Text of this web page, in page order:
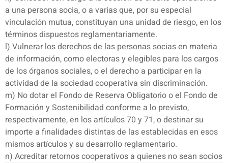
a una persona socia, o a varias que, por su especial
vinculación mutua, constituyan una unidad de riesgo, en los
términos dispuestos reglamentariamente.
l) Vulnerar los derechos de las personas socias en materia
de información, como electoras y elegibles para los cargos
de los órganos sociales, o el derecho a participar en la
actividad de la sociedad cooperativa sin discriminación.
m) No dotar el Fondo de Reserva Obligatorio o el Fondo de
Formación y Sostenibilidad conforme a lo previsto,
respectivamente, en los artículos 70 y 71, o destinar su
importe a finalidades distintas de las establecidas en esos
mismos artículos y su desarrollo reglamentario.
n) Acreditar retornos cooperativos a quienes no sean socios